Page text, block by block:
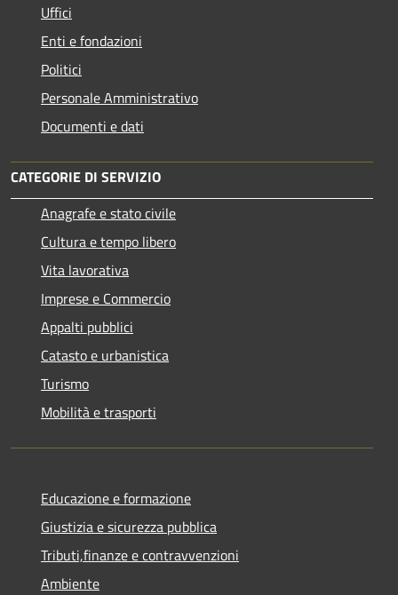
Uffici
Enti e fondazioni
Politici
Personale Amministrativo
Documenti e dati
CATEGORIE DI SERVIZIO
Anagrafe e stato civile
Cultura e tempo libero
Vita lavorativa
Imprese e Commercio
Appalti pubblici
Catasto e urbanistica
Turismo
Mobilità e trasporti
Educazione e formazione
Giustizia e sicurezza pubblica
Tributi,finanze e contravvenzioni
Ambiente